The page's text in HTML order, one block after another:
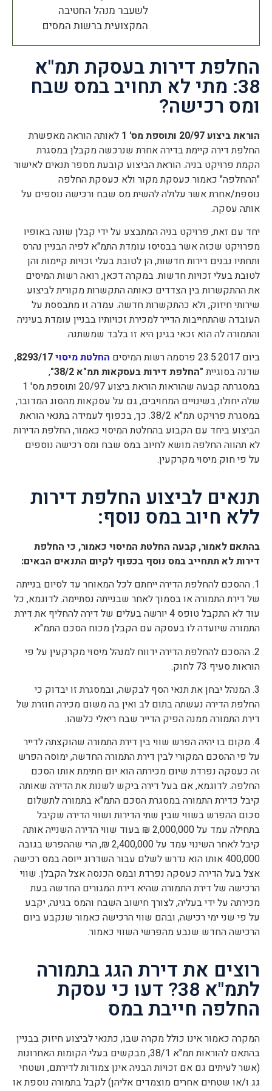
הוסף קו תחתון לקישורים
את
כל
האפשרויות
לשעבר מנהל החטיבה
המקצועית ברשות המסים
החלפת דירות בעסקת תמ"א
38: מתי לא תחויב במס שבח
ומס רכישה?
הוראת ביצוע 20/97 ותוספת מס' 1
לאותה הוראה מאפשרת
החלפת דירה קיימת בדירה אחרת שנרכשה מקבלן במסגרת
הקמת פרויקט בניה. הוראת הביצוע קובעת מספר תנאים לאישור
"ההחלפה" כאמור כעסקת מקור ולא כעסקת החלפה
נוספת/אחרת אשר עלולה להשית מס שבח ורכישה נוספים על
אותה עסקה.
יחד עם זאת, פרויקט בניה המתבצע על ידי קבלן שונה באופיו
מפרויקט שכזה אשר בבסיסו עומדת התמ"א לפיה הבניין נהרס
ותחתיו נבנים דירות חדשות, הן לטובת בעלי זכויות קיימות והן
לטובת בעלי זכויות חדשות. במקרה דכאן, רואה רשות המיסים
את ההתקשרות בין הצדדים כאותה התקשרות מקורית לביצוע
שירותי חיזוק, ולא כהתקשרות חדשה. עמדה זו מתבססת על
העובדה שהתחייבות הדייר למכירת זכויותיו בבניין עומדת בעיניה
והתמורה לה הוא זכאי בגינן היא זו בלבד שמשתנה.
ביום 23.5.2017 פרסמה רשות המיסים
החלטת מיסוי
,
שדנה בסוגיית"החלפת דירות בעסקאות תמ"א 38/2"
,
במסגרתה קבעה שהוראות הוראת ביצוע 20/97 ותוספת מס' 1
שלה יחולו, בשינויים המחויבים, גם על עסקאות מהסוג המדובר,
במסגרת פרויקט תמ"א 38/2. כך, בכפוף לעמידה בתנאי הוראת
הביצוע ביחד עם הקבוע בהחלטת המיסוי כאמור, החלפת הדירות
לא תהווה החלפה מושא לחיוב במס שבח ומס רכישה נוספים
על פי חוק מיסוי מקרקעין.
תנאים לביצוע החלפת דירות
ללא חיוב במס נוסף:
בהתאם לאמור, קבעה החלטת המיסוי כאמור, כי החלפת
דירות לא תתחייב במס נוסף בכפוף לקיום התנאים הבאים:
1. ההסכם להחלפת הדירה ייחתם לכל המאוחר עד לסיום בנייתה
של דירת התמורה או בסמוך לאחר שבנייתה נסתיימה. לדוגמא, כל
עוד לא התקבל טופס 4 יורשה בעלים של דירה להחליף את דירת
התמורה שיועדה לו בעסקה עם הקבלן מכוח הסכם התמ"א.
2. ההסכם להחלפת הדירה ידווח למנהל מיסוי מקרקעין על פי
הוראות סעיף 73 לחוק.
3. המנהל יבחן את תנאי הסף לבקשה, ובמסגרת זו יבדוק כי
החלפת הדירה נעשתה בתום לב ואין בה משום מכירה חוזרת של
דירת התמורה ממנה הפיק הדייר שבח ריאלי כלשהו.
4. מקום בו יהיה הפרש שווי בין דירת התמורה שהוקצתה לדייר
על פי ההסכם המקורי לבין דירת התמורה החדשה, ימוסה הפרש
זה כעסקה נפרדת שיום מכירתה הוא יום חתימת אותו הסכם
החלפה. לדוגמא, אם בעל דירה ביקש לשנות את הדירה שאותה
קיבל כדירת התמורה במסגרת הסכם התמ"א בתמורה לתשלום
סכום ההפרש בשווי שבין שתי הדירות ושווי הדירה שקיבל
בתחילה עמד על 2,000,000 ₪ בעוד שווי הדירה השנייה אותה
קיבל לאחר השינוי עמד על 2,400,000 ₪, הרי שההפרש בגובה
400,000 אותו הוא נדרש לשלם עבור השדרוג ייוסה במס רכישה
אצל בעל הדירה כעסקה נפרדת ובמס הכנסה אצל הקבלן. שווי
הרכישה של דירת התמורה שהיא דירת המגורים החדשה בעת
מכירתה על ידי בעליה, לצורך חישוב השבח והמס בגינה, יקבע
על פי שני ימי רכישה, ובהם שווי הרכישה כאמור שנקבע ביום
הרכישה החדש שנבע מהפרשי השווי כאמור.
רוצים את דירת הגג בתמורה
לתמ"א 38? דעו כי עסקת
החלפה חייבת במס
המקרה כאמור אינו כולל מקרה שבו, כתנאי לביצוע חיזוק בבניין
בהתאם להוראות תמ"א 38/1, מבקשים בעלי הקומות האחרונות
(אשר לעיתים גם אם זכויות הבניה אינן צמודות לדירתם, ושטחי
גג ו/או שטחים אחרים מוצמדים אליהן) לקבל בתמורה נוספת או